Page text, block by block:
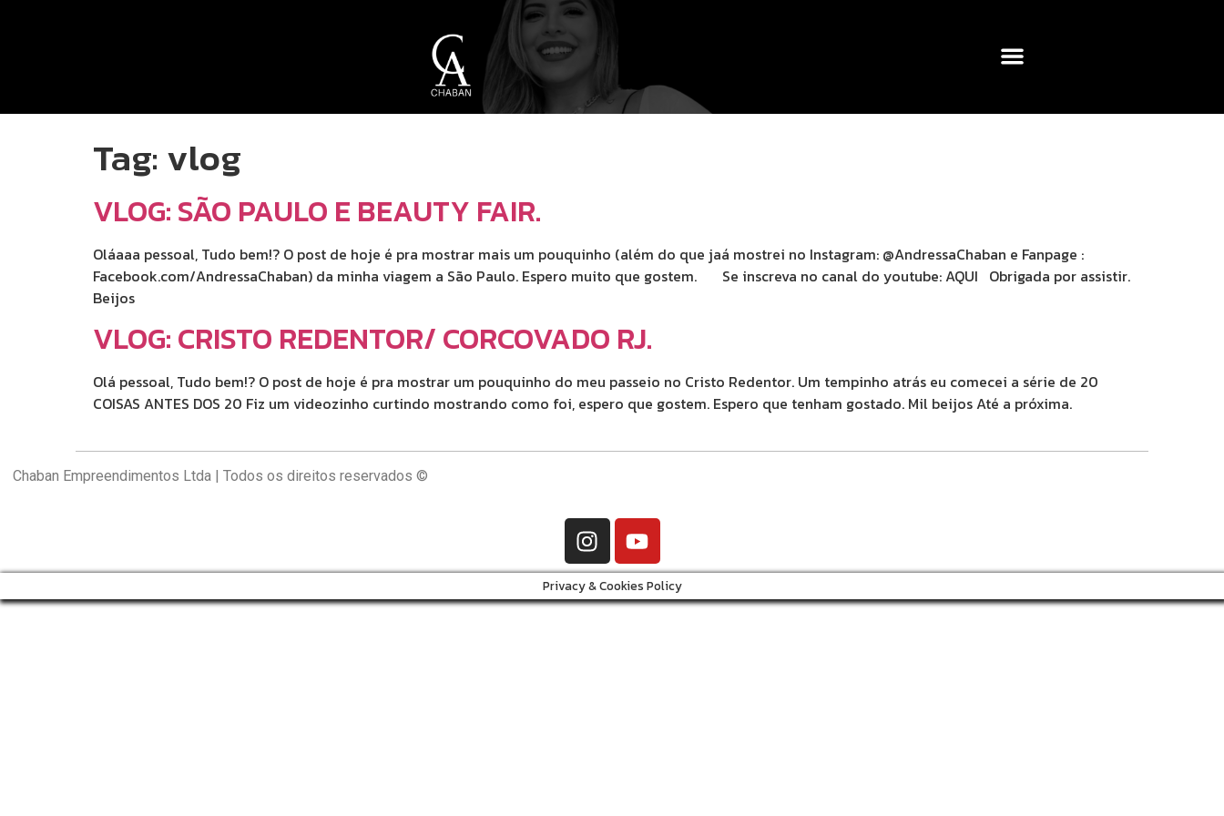
Tag: vlog
VLOG: SÃO PAULO E BEAUTY FAIR.
Oláaaa pessoal, Tudo bem!? O post de hoje é pra mostrar mais um pouquinho (além do que jaá mostrei no Instagram: @AndressaChaban e Fanpage :
Facebook.com/AndressaChaban) da minha viagem a São Paulo. Espero muito que gostem. Se inscreva no canal do youtube: AQUI Obrigada por assistir.
Beijos
VLOG: CRISTO REDENTOR/ CORCOVADO RJ.
Olá pessoal, Tudo bem!? O post de hoje é pra mostrar um pouquinho do meu passeio no Cristo Redentor. Um tempinho atrás eu comecei a série de 20
COISAS ANTES DOS 20 Fiz um videozinho curtindo mostrando como foi, espero que gostem. Espero que tenham gostado. Mil beijos Até a próxima.
Chaban Empreendimentos Ltda | Todos os direitos reservados ©
Privacy & Cookies Policy